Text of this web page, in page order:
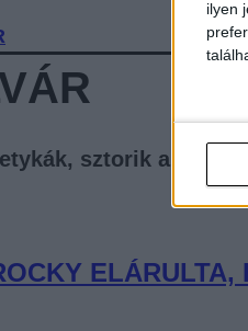
ilyen
sztorik a